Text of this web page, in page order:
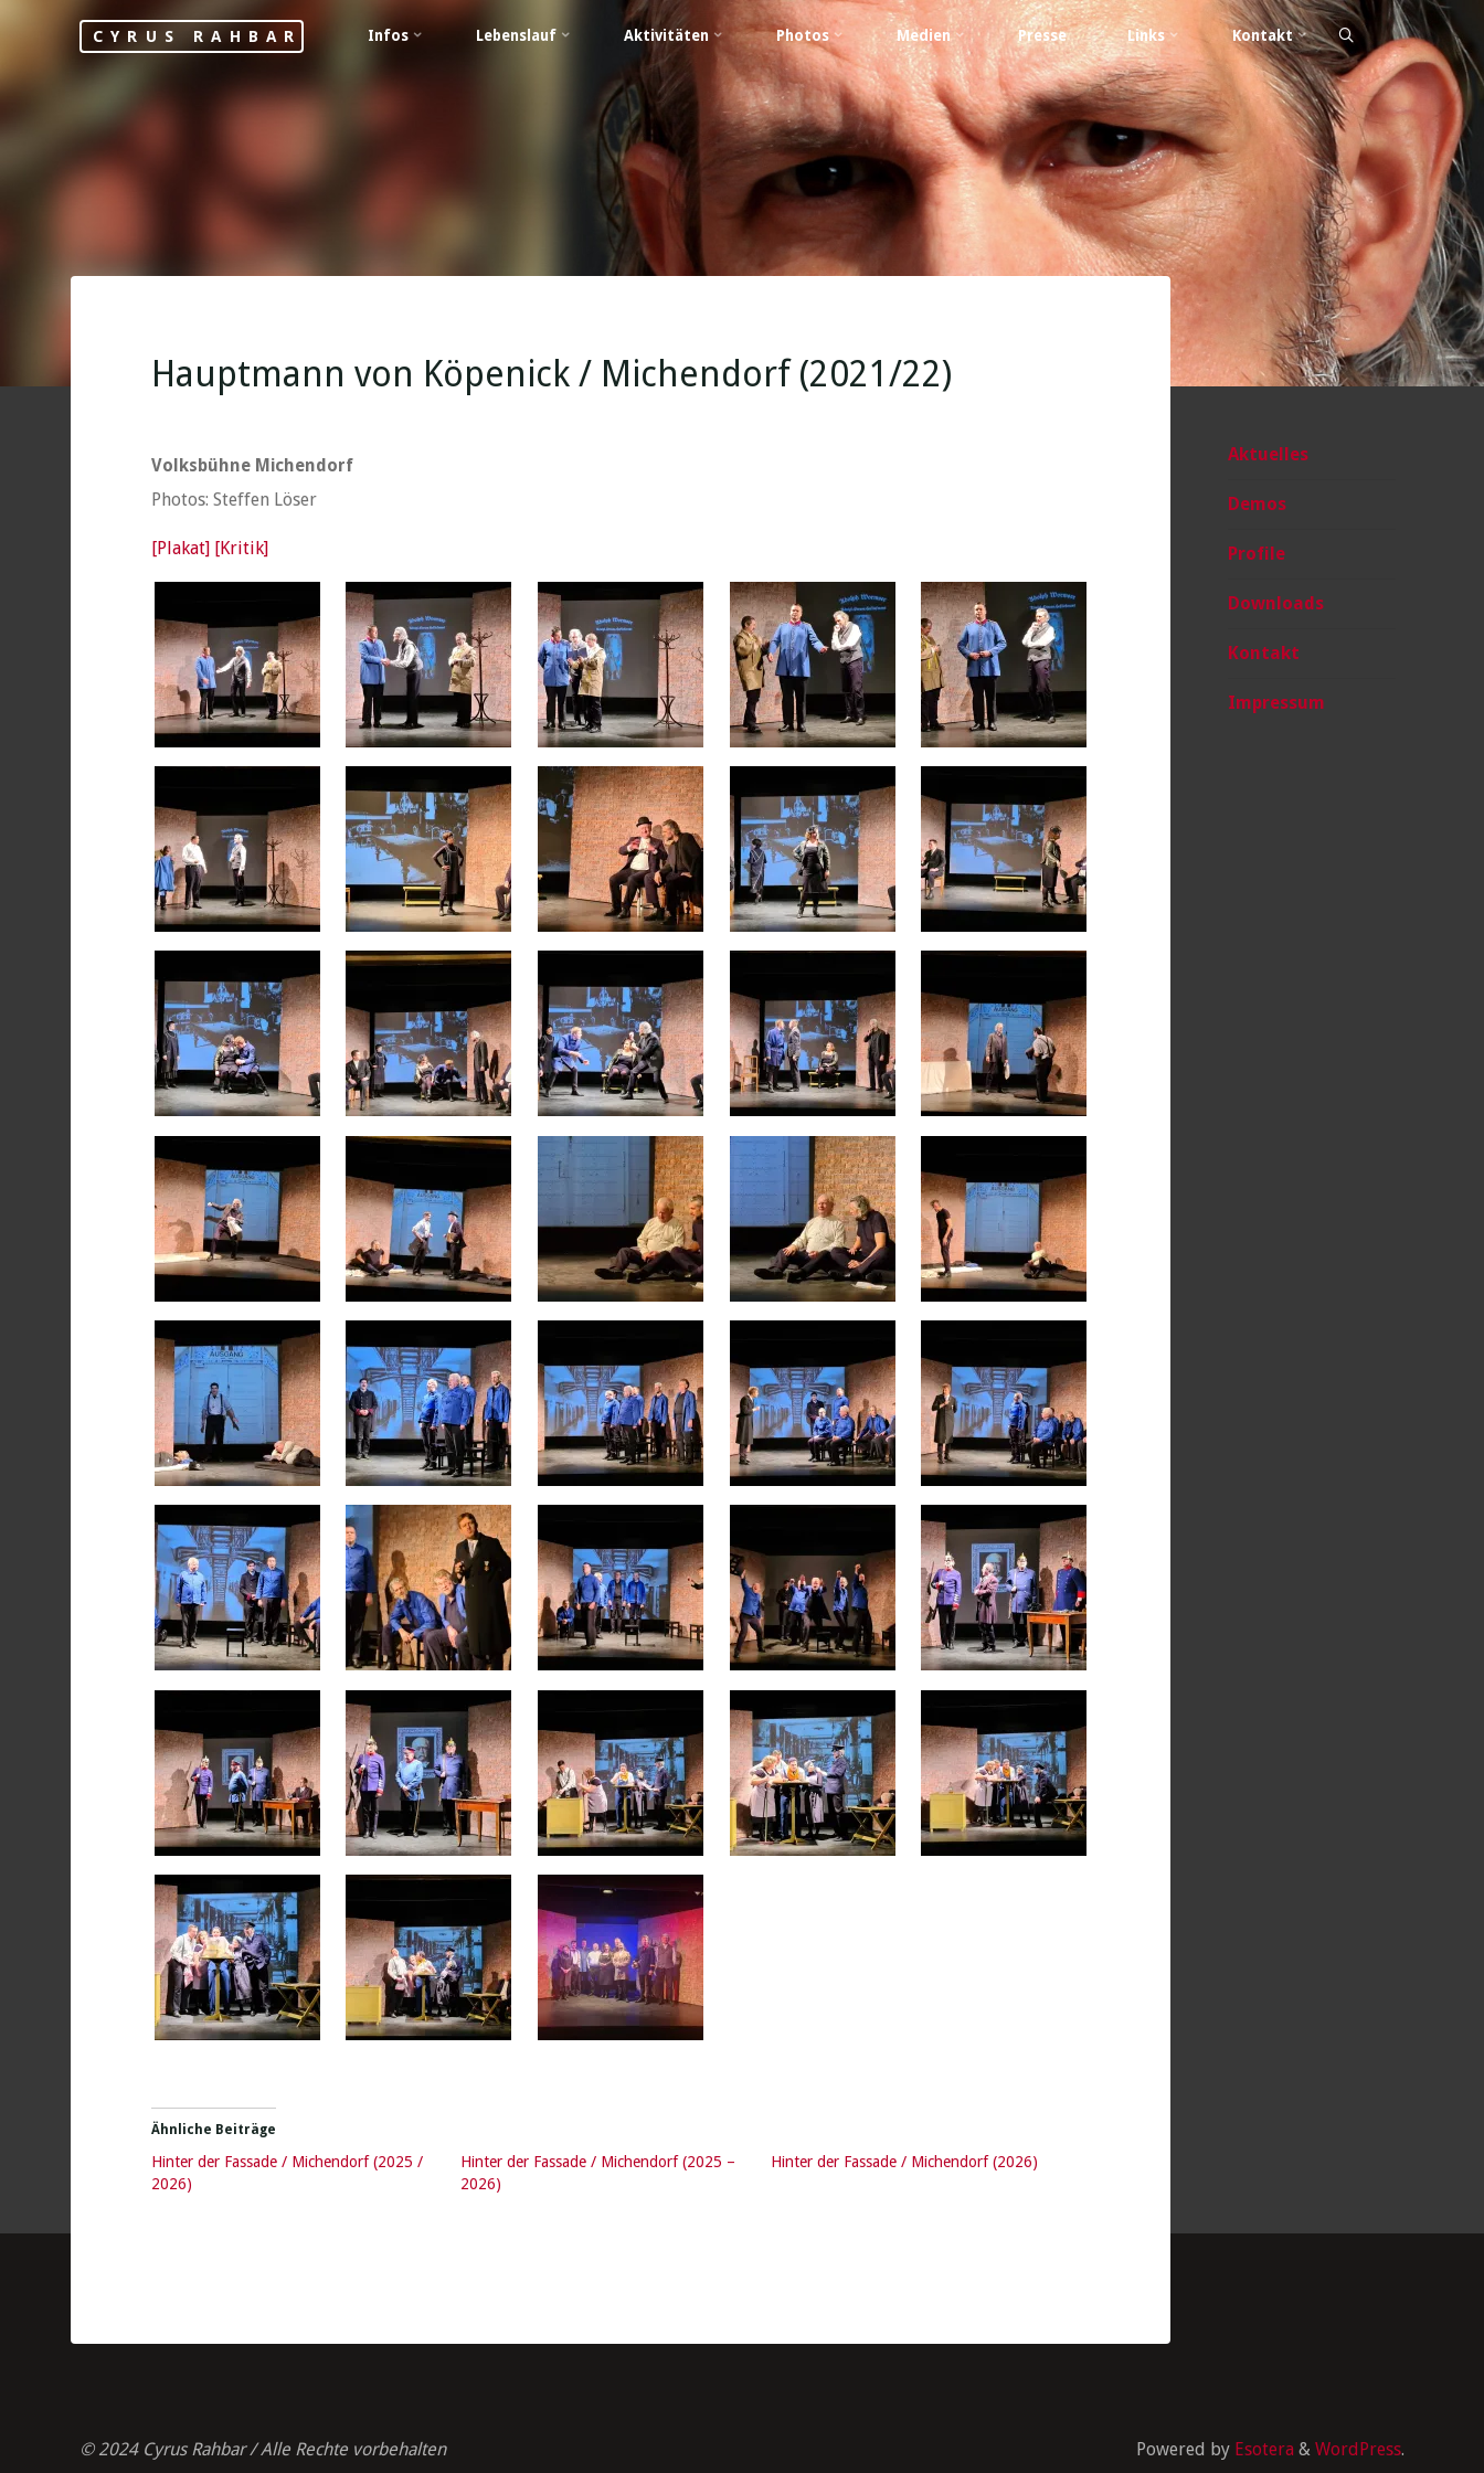
content
CYRUS RAHBAR Infos Lebenslauf Aktivitäten Photos Medien Presse Links Kontakt
Hauptmann von Köpenick / Michendorf (2021/22)
Volksbühne Michendorf
Photos: Steffen Löser
[Plakat] [Kritik]
Ähnliche Beiträge
Hinter der Fassade / Michendorf (2025 /
2026)
Hinter der Fassade / Michendorf (2025 –
2026)
Hinter der Fassade / Michendorf (2026)
Aktuelles
Demos
Profile
Downloads
Kontakt
Impressum
Powered by Esotera & WordPress.
© 2024 Cyrus Rahbar / Alle Rechte vorbehalten